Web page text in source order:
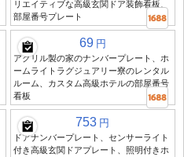
リエイティブな高級玄関ドア装飾看板、
部屋番号プレート
69 円
アクリル製の家のナンバープレート、ホ
ームライトラグジュアリー寮のレンタル
ルーム、カスタム高級ホテルの部屋番号
看板
753 円
ドアナンバープレート、センサーライト
付き高級玄関ドアプレート、照明付きホ